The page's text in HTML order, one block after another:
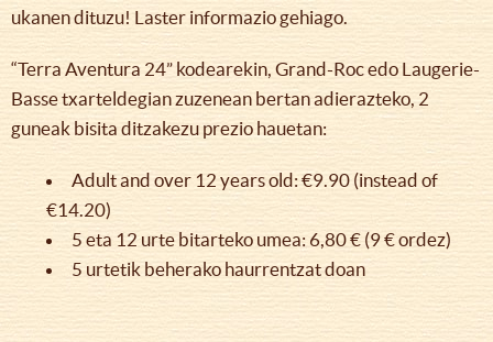
ukanen dituzu! Laster informazio gehiago.
“Terra Aventura 24” kodearekin, Grand-Roc edo Laugerie-
Basse txarteldegian zuzenean bertan adierazteko, 2
guneak bisita ditzakezu prezio hauetan:
Adult and over 12 years old: €9.90 (instead of
€14.20)
5 eta 12 urte bitarteko umea: 6,80 € (9 € ordez)
5 urtetik beherako haurrentzat doan